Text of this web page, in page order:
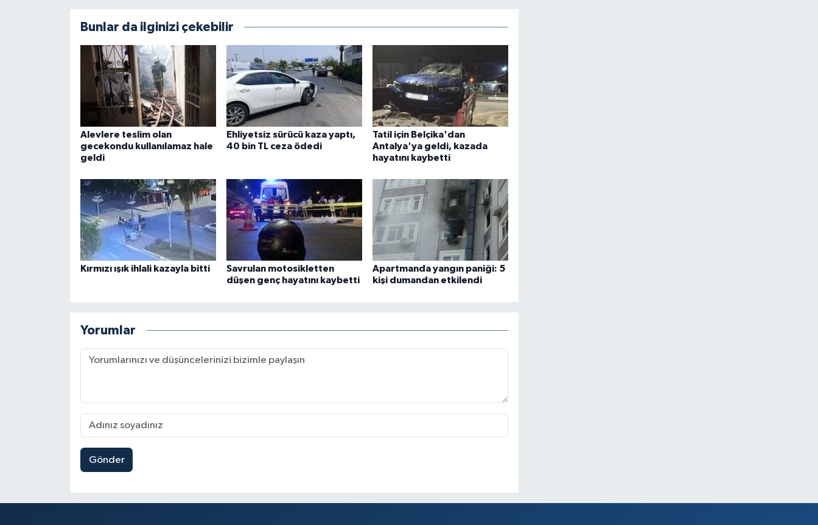
Bunlar da ilginizi çekebilir
Alevlere teslim olan
gecekondu kullanılamaz hale
geldi
Ehliyetsiz sürücü kaza yaptı,
40 bin TL ceza ödedi
Tatil için Belçika'dan
Antalya'ya geldi, kazada
hayatını kaybetti
Kırmızı ışık ihlali kazayla bitti
Savrulan motosikletten
düşen genç hayatını kaybetti
Apartmanda yangın paniği: 5
kişi dumandan etkilendi
Yorumlar
Gönder